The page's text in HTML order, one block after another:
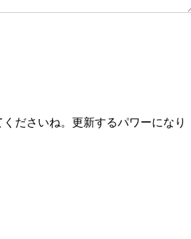
ださいね。更新するパワーになり